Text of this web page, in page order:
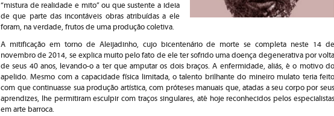
“mistura de realidade e mito” ou que sustente a ideia
de que parte das incontáveis obras atribuídas a ele
foram, na verdade, frutos de uma produção coletiva.
A mitificação em torno de Aleijadinho, cujo bicentenário de morte se completa neste 14 de
novembro de 2014, se explica muito pelo fato de ele ter sofrido uma doença degenerativa por volta
de seus 40 anos, levando-o a ter que amputar os dois braços. A enfermidade, aliás, é o motivo do
apelido. Mesmo com a capacidade física limitada, o talento brilhante do mineiro mulato teria feito
com que continuasse sua produção artística, com próteses manuais que, atadas a seu corpo por seus
aprendizes, lhe permitiram esculpir com traços singulares, até hoje reconhecidos pelos especialistas
em arte barroca.